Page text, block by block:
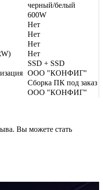
черный/белый
600W
Нет
Нет
Нет
Нет
SSD + SSD
ООО "КОНФИГ"
Сборка ПК под заказ
ООО "КОНФИГ"
Вы можете стать